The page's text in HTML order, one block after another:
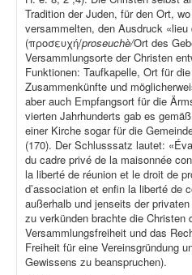
Tradition der Juden, für den Ort,
versammelten, den Ausdruck «lieu
(προσευχή/proseuchè/Ort des
Versammlungsorte der Christen
Funktionen: Taufkapelle, Ort für
Zusammenkünfte und
aber auch Empfangsort für die
vierten Jahrhunderts gab es
einer Kirche sogar für die
(170). Der Schlusssatz lautet:
du cadre privé de la maisonnée
la liberté de réunion et le droit de
d’association et enfin la liberté de
außerhalb und jenseits der
zu verkünden brachte die Christen
Versammlungsfreiheit und das
Freiheit für eine Vereinsgründung
Gewissens zu beanspruchen).